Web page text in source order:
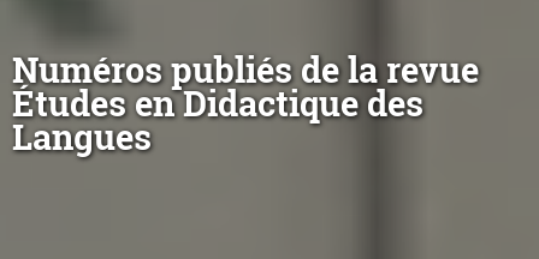
Numéros publiés de la revue
Études en Didactique des
Langues